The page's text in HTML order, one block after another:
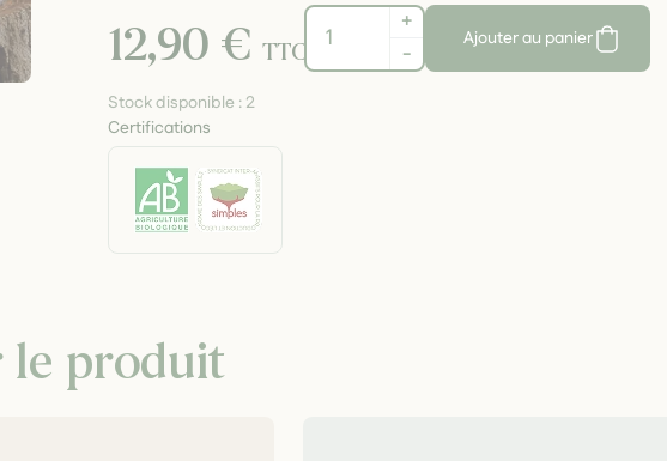
12,90 € TTC
+
-
Ajouter au panier
Stock disponible : 2
Certifications
le produit